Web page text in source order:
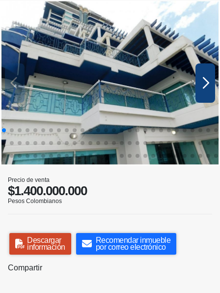
Precio de venta
$1.400.000.000
Pesos Colombianos
Descargar
información
Recomendar inmueble
por correo electrónico
Compartir